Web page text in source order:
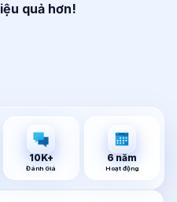
quả hơn!
10K+
Đánh Giá
6 năm
Hoạt động